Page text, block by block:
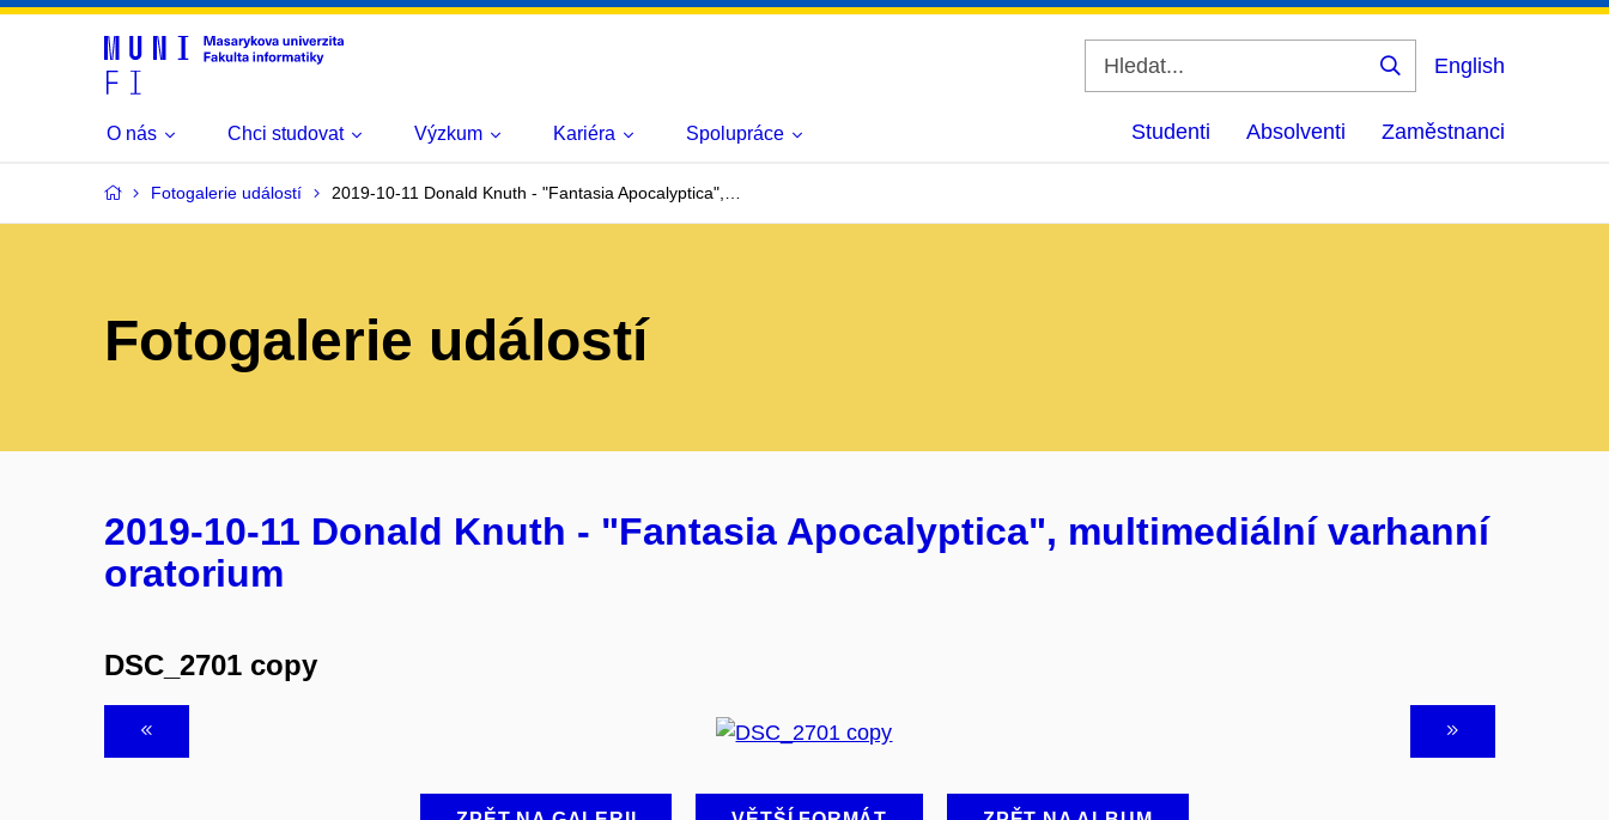
Vyhledat
English
O nás Chci studovat Výzkum Kariéra Spolupráce Studenti Absolventi Zaměstnanci
Fotogalerie událostí 2019-10-11 Donald Knuth - "Fantasia Apocalyptica",…
Fotogalerie událostí
2019-10-11 Donald Knuth - "Fantasia Apocalyptica", multimediální varhanní
oratorium
DSC_2701 copy